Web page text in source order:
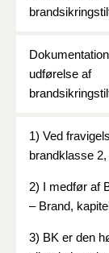
udførelse af
1) Ved
brandklasse 2,
2) I medfør af
– Brand,
3) BK er den